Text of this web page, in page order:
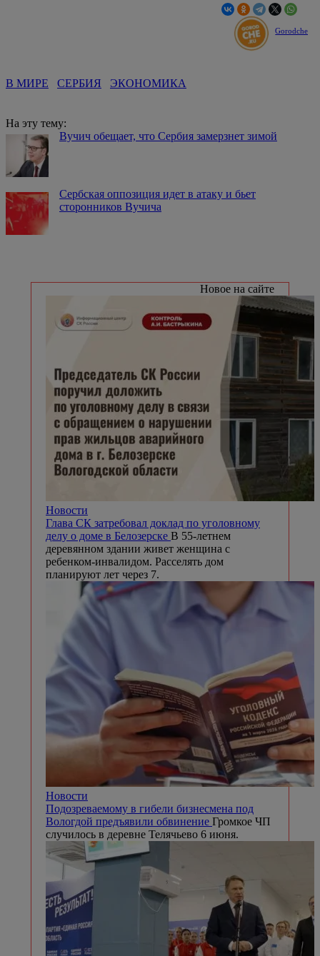
Gorodche
В МИРЕ СЕРБИЯ ЭКОНОМИКА
На эту тему:
Вучич обещает, что Сербия замерзнет зимой
Сербская оппозиция идет в атаку и бьет
сторонников Вучича
Новое на сайте
Новости
Глава СК затребовал доклад по уголовному
делу о доме в Белозерске В 55-летнем
деревянном здании живет женщина с
ребенком-инвалидом. Расселять дом
планируют лет через 7.
Новости
Подозреваемому в гибели бизнесмена под
Вологдой предъявили обвинение Громкое ЧП
случилось в деревне Телячьево 6 июня.